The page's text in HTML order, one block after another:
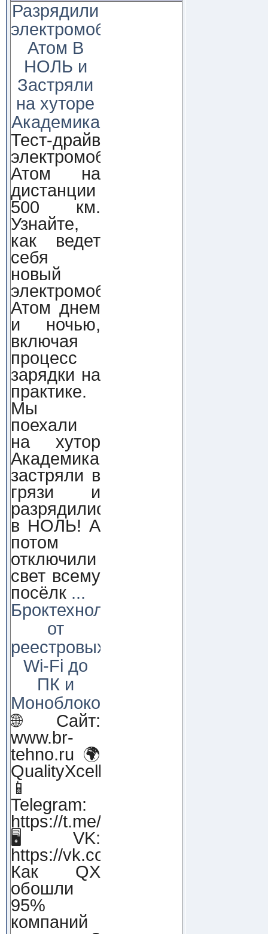
Разрядили
электромобиль
Атом В
НОЛЬ и
Застряли
на хуторе
Академика
Тест-драйв
электромобиля
Атом на
дистанции
500 км.
Узнайте,
как ведет
себя
новый
электромобиль
Атом днем
и ночью,
включая
процесс
зарядки на
практике.
Мы
поехали
на хутор
Академика,
застряли в
грязи и
разрядились
в НОЛЬ! А
потом
отключили
свет всему
посёлк ...
Броктехнолоджи:
от
реестровых
Wi-Fi до
ПК и
Моноблоков!
🌐 Сайт:
www.br-
tehno.ru 🌍
QualityXcellence.ru
📱
Telegram:
https://t.me/qx_lab_IT
🖥 VK:
https://vk.com/qualityxcellenc
Как QX
обошли
95%
компаний